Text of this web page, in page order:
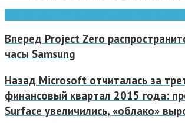
Вперед Project Zero
часы Samsung
Назад Microsoft отчиталась за
финансовый квартал 2015 года:
Surface увеличились, «облако»